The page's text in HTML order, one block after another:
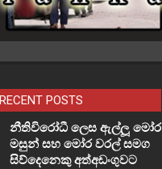
RECENT POSTS
නීතිවිරෝධී ලෙස ඇල්ලූ මෝර
මසුන් සහ මෝර වරල් සමග
සිව්දෙනෙකු අත්අඩංගුවට